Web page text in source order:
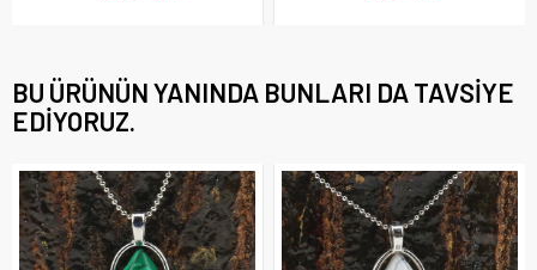
BU ÜRÜNÜN YANINDA BUNLARI DA TAVSIYE
EDIYORUZ.